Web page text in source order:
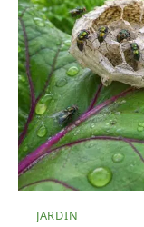
JARDIN